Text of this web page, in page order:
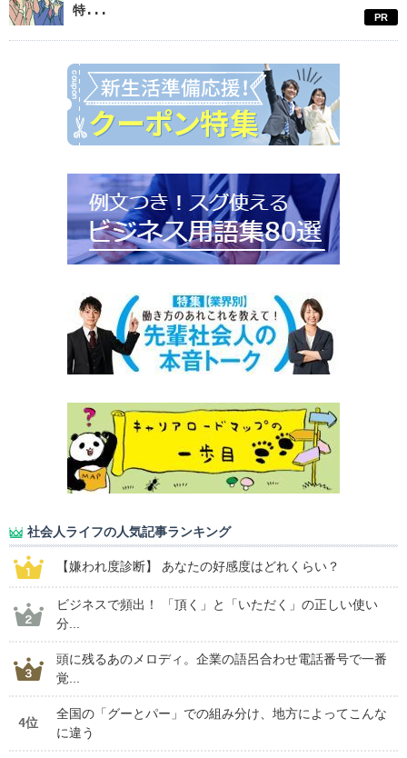
特...
PR
社会人ライフの人気記事ランキング
【嫌われ度診断】 あなたの好感度はどれくらい？
ビジネスで頻出！ 「頂く」と「いただく」の正しい使い
分...
頭に残るあのメロディ。企業の語呂合わせ電話番号で一番
覚...
4位
全国の「グーとパー」での組み分け、地方によってこんな
に違う